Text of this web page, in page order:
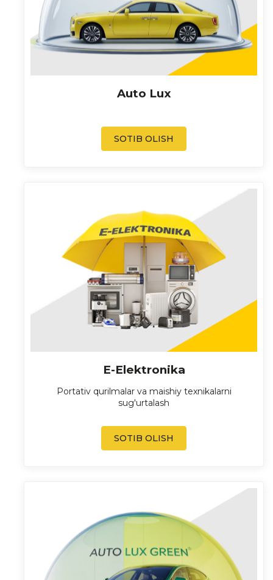
Auto Lux
SOTIB OLISH
E-Elektronika
Portativ qurilmalar va maishiy texnikalarni
sug'urtalash
SOTIB OLISH